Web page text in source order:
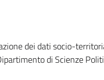
dei dati socio-
di Scienze